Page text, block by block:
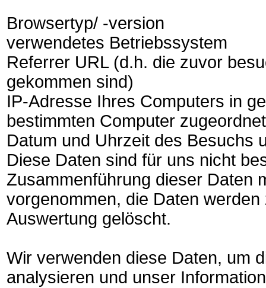
Browsertyp/ -version
verwendetes Betriebssystem
Referrer URL (d.h. die zuvor
gekommen sind)
IP-Adresse Ihres Computers in
bestimmten Computer
Datum und Uhrzeit des Besuchs
Diese Daten sind für uns nicht
Zusammenführung dieser Daten
vorgenommen, die Daten
Auswertung gelöscht.
Wir verwenden diese Daten, um
analysieren und unser